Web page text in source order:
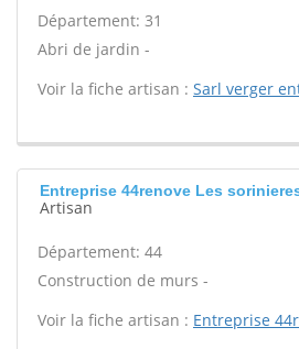
Département: 31
Abri de jardin -
Voir la fiche artisan : Sarl verger
Entreprise 44renove Les
Artisan
Département: 44
Construction de murs -
Voir la fiche artisan : Entreprise